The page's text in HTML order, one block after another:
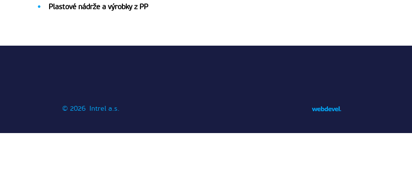
 Plastové nádrže a výrobky z PP
© 2026 Intrel a.s.